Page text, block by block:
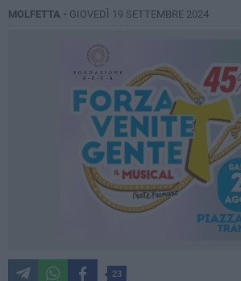
MOLFETTA - GIOVEDÌ 19 SETTEMBRE 2024
23